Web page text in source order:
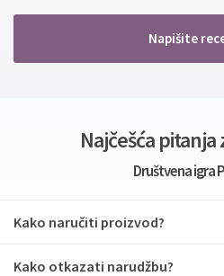
Napišite
Najčešća
Društvena igra
Kako naručiti proizvod?
Kako otkazati narudžbu?